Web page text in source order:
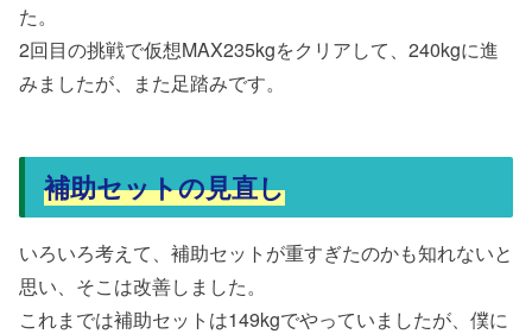
た。
2回目の挑戦で仮想MAX235kgをクリアして、240kgに進
みましたが、また足踏みです。
補助セットの見直し
いろいろ考えて、補助セットが重すぎたのかも知れないと
思い、そこは改善しました。
これまでは補助セットは149kgでやっていましたが、僕に